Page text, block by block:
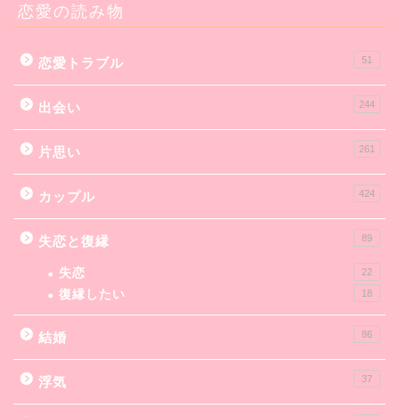
恋愛の読み物
恋愛トラブル 51
出会い 244
片思い 261
カップル 424
失恋と復縁 89
失恋 22
復縁したい 18
結婚 86
浮気 37